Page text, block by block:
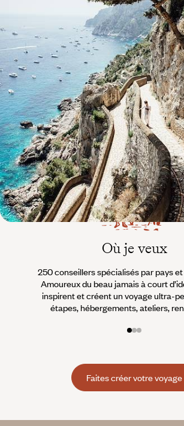
L’esprit
Monde
Voyager en toute liberté selon
ses idées, ses passions
Où je veux
250 conseillers spécialisés par pays
Amoureux du beau jamais à court
inspirent et créent un voyage ultra-
étapes, hébergements, ateliers,
Faites créer votre voyage